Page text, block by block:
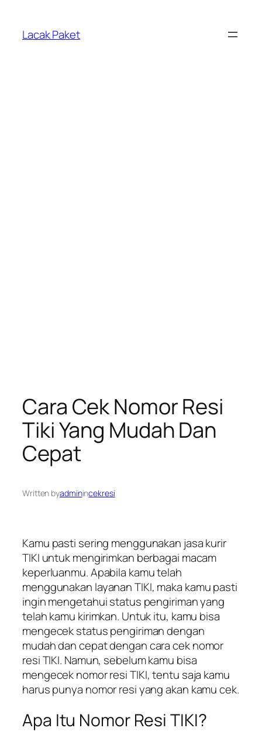
konten
Lacak Paket
Cara Cek Nomor Resi
Tiki Yang Mudah Dan
Cepat
Written byadminincekresi
Kamu pasti sering menggunakan jasa kurir
TIKI untuk mengirimkan berbagai macam
keperluanmu. Apabila kamu telah
menggunakan layanan TIKI, maka kamu pasti
ingin mengetahui status pengiriman yang
telah kamu kirimkan. Untuk itu, kamu bisa
mengecek status pengiriman dengan
mudah dan cepat dengan cara cek nomor
resi TIKI. Namun, sebelum kamu bisa
mengecek nomor resi TIKI, tentu saja kamu
harus punya nomor resi yang akan kamu cek.
Apa Itu Nomor Resi TIKI?